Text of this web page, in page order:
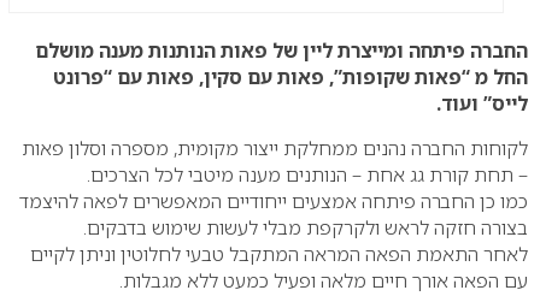
החברה פיתחה ומייצרת ליין של פאות הנותנות מענה מושלם
החל מ “פאות שקופות”, פאות עם סקין, פאות עם “פרונט
לייס” ועוד.
לקוחות החברה נהנים ממחלקת ייצור מקומית, מספרה וסלון פאות
– תחת קורת גג אחת – הנותנים מענה מיטבי לכל הצרכים.
כמו כן החברה פיתחה אמצעים ייחודיים המאפשרים לפאה להיצמד
בצורה חזקה לראש ולקרקפת מבלי לעשות שימוש בדבקים.
לאחר התאמת הפאה המראה המתקבל טבעי לחלוטין וניתן לקיים
עם הפאה אורך חיים מלאה ופעיל כמעט ללא מגבלות.